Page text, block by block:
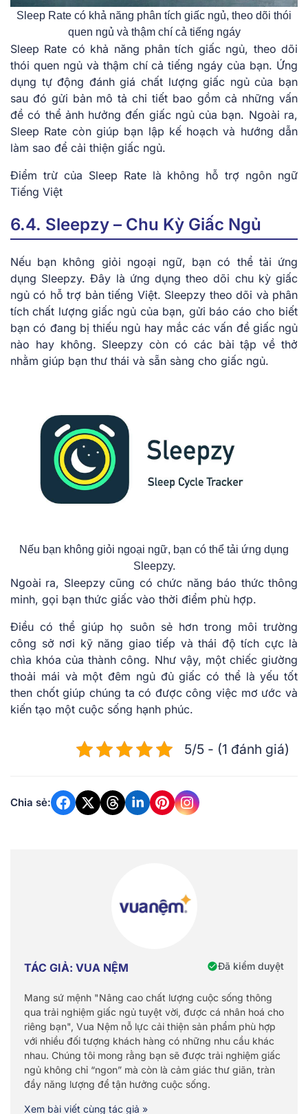
Sleep Rate có khả năng phân tích giấc ngủ, theo dõi thói
quen ngủ và thậm chí cả tiếng ngáy
Sleep Rate có khả năng phân tích giấc ngủ, theo dõi
thói quen ngủ và thậm chí cả tiếng ngáy của bạn. Ứng
dụng tự động đánh giá chất lượng giấc ngủ của bạn
sau đó gửi bản mô tả chi tiết bao gồm cả những vấn
đề có thể ảnh hưởng đến giấc ngủ của bạn. Ngoài ra,
Sleep Rate còn giúp bạn lập kế hoạch và hướng dẫn
làm sao để cải thiện giấc ngủ.
Điểm trừ của Sleep Rate là không hỗ trợ ngôn ngữ
Tiếng Việt
6.4. Sleepzy – Chu Kỳ Giấc Ngủ
Nếu bạn không giỏi ngoại ngữ, bạn có thể tải ứng
dụng Sleepzy. Đây là ứng dụng theo dõi chu kỳ giấc
ngủ có hỗ trợ bản tiếng Việt. Sleepzy theo dõi và phân
tích chất lượng giấc ngủ của bạn, gửi báo cáo cho biết
bạn có đang bị thiếu ngủ hay mắc các vấn đề giấc ngủ
nào hay không. Sleepzy còn có các bài tập về thở
nhằm giúp bạn thư thái và sẵn sàng cho giấc ngủ.
Nếu bạn không giỏi ngoại ngữ, bạn có thể tải ứng dụng
Sleepzy.
Ngoài ra, Sleepzy cũng có chức năng báo thức thông
minh, gọi bạn thức giấc vào thời điểm phù hợp.
Điều có thể giúp họ suôn sẻ hơn trong môi trường
công sở nơi kỹ năng giao tiếp và thái độ tích cực là
chìa khóa của thành công. Như vậy, một chiếc giường
thoải mái và một đêm ngủ đủ giấc có thể là yếu tốt
then chốt giúp chúng ta có được công việc mơ ước và
kiến tạo một cuộc sống hạnh phúc.
5/5 - (1 đánh giá)
Chia sẻ:
TÁC GIẢ: VUA NỆM Đã kiểm duyệt
Mang sứ mệnh "Nâng cao chất lượng cuộc sống thông
qua trải nghiệm giấc ngủ tuyệt vời, được cá nhân hoá cho
riêng bạn", Vua Nệm nỗ lực cải thiện sản phẩm phù hợp
với nhiều đối tượng khách hàng có những nhu cầu khác
nhau. Chúng tôi mong rằng bạn sẽ được trải nghiệm giấc
ngủ không chỉ “ngon” mà còn là cảm giác thư giãn, tràn
đầy năng lượng để tận hưởng cuộc sống.
Xem bài viết cùng tác giả »